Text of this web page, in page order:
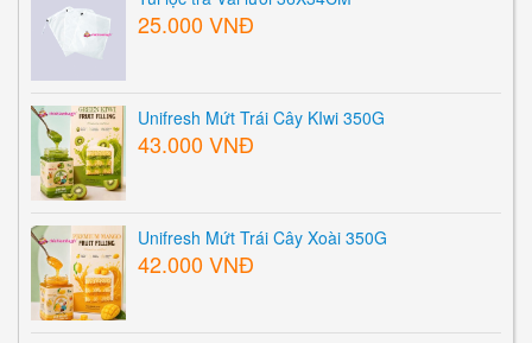
25.000 VNĐ
Unifresh Mứt Trái Cây KIwi 350G
43.000 VNĐ
Unifresh Mứt Trái Cây Xoài 350G
42.000 VNĐ